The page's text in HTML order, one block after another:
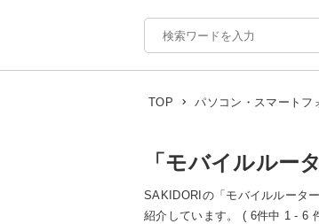
TOP パソコン・スマートフ
「モバイルルー
SAKIDORIの「モバイルルータ
紹介しています。 ( 6件中 1 - 6